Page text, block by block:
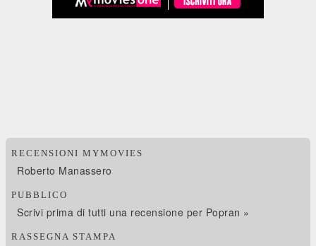
RECENSIONI MYMOVIES
Roberto Manassero
PUBBLICO
Scrivi prima di tutti una recensione per Popran »
RASSEGNA STAMPA